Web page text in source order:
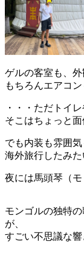
ゲルの客室も、外
もちろんエアコ
・・・ただトイ
そこはちょっと面
でも内装も雰囲気
海外旅行したみ
夜には馬頭琴（
モンゴルの独特
が、
すごい不思議な